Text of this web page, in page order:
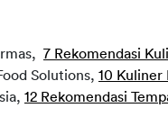
7 Rekomendasi
Solutions, 10 Kuliner
12 Rekomendasi